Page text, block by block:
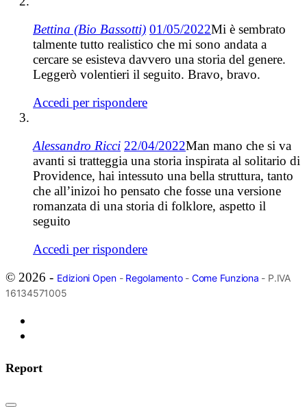
Bettina (Bio Bassotti) 01/05/2022Mi è sembrato
talmente tutto realistico che mi sono andata a
cercare se esisteva davvero una storia del genere.
Leggerò volentieri il seguito. Bravo, bravo.
Accedi per rispondere
Alessandro Ricci 22/04/2022Man mano che si va
avanti si tratteggia una storia inspirata al solitario di
Providence, hai intessuto una bella struttura, tanto
che all’inizoi ho pensato che fosse una versione
romanzata di una storia di folklore, aspetto il
seguito
Accedi per rispondere
© 2026 - Edizioni Open- Regolamento- Come Funziona - P.IVA
16134571005
Report